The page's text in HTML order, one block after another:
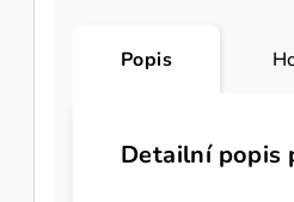
Popis
Detailní popis